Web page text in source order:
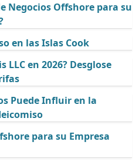
Negocios Offshore para su
en las Islas Cook
LLC en 2026? Desglose
Puede Influir en la
para su Empresa